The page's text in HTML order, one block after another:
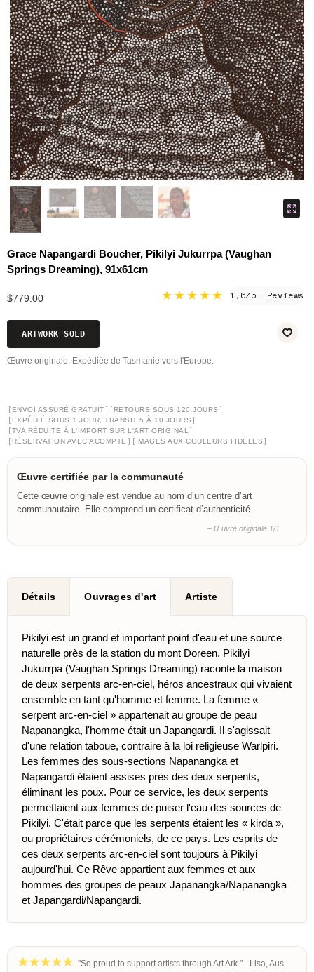
Grace Napangardi Boucher, Pikilyi Jukurrpa (Vaughan
Springs Dreaming), 91x61cm
$779.00 ★★★★★ 1,675+ Reviews
ARTWORK SOLD
Œuvre originale. Expédiée de Tasmanie vers l'Europe.
[ ENVOI ASSURÉ GRATUIT ] [ RETOURS SOUS 120 JOURS ]
[ EXPÉDIÉ SOUS 1 JOUR, TRANSIT 5 À 10 JOURS ]
[TVA RÉDUITE À L'IMPORT SUR L'ART ORIGINAL ]
[ RÉSERVATION AVEC ACOMPTE ] [ IMAGES AUX COULEURS FIDÈLES ]
Œuvre certifiée par la communauté
Cette œuvre originale est vendue au nom d’un centre d’art
communautaire. Elle comprend un certificat d’authenticité.
– Œuvre originale 1/1
Détails Ouvrages d'art Artiste
Pikilyi est un grand et important point d'eau et une source
naturelle près de la station du mont Doreen. Pikilyi
Jukurrpa (Vaughan Springs Dreaming) raconte la maison
de deux serpents arc-en-ciel, héros ancestraux qui vivaient
ensemble en tant qu'homme et femme. La femme «
serpent arc-en-ciel » appartenait au groupe de peau
Napanangka, l'homme était un Japangardi. Il s'agissait
d'une relation taboue, contraire à la loi religieuse Warlpiri.
Les femmes des sous-sections Napanangka et
Napangardi étaient assises près des deux serpents,
éliminant les poux. Pour ce service, les deux serpents
permettaient aux femmes de puiser l'eau des sources de
Pikilyi. C'était parce que les serpents étaient les « kirda »,
ou propriétaires cérémoniels, de ce pays. Les esprits de
ces deux serpents arc-en-ciel sont toujours à Pikilyi
aujourd'hui. Ce Rêve appartient aux femmes et aux
hommes des groupes de peaux Japanangka/Napanangka
et Japangardi/Napangardi.
"So proud to support artists through Art Ark." - Lisa, Aus